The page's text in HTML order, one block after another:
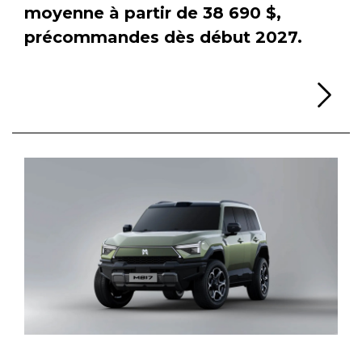
moyenne à partir de 38 690 $,
précommandes dès début 2027.